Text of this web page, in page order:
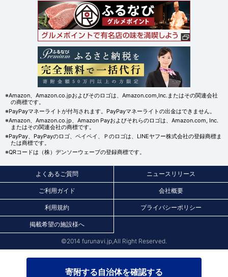
寄附する自治体を確認する
※Amazon、Amazon.co.jpおよびそのロゴは、Amazon.com,Inc.またはその関連会社
の商標です。
※PayPayマネーライトが付与されます。PayPayマネーライトの出金はできません。
※Amazon、Amazon.co.jp、Amazon Payおよびそれらのロゴは、Amazon.com, Inc.
またはその関連会社の商標です。
※PayPay、PayPayのロゴ、ペイペイ、Ｐのロゴは、LINEヤフー株式会社の登録商標ま
たは商標です。
※QRコードは（株）デンソーウェーブの登録商標です。
よくあるご質問 ニュースリリース
ご利用ガイド 会社概要
利用規約 プライバシーポリシー
掲載希望の施設様へ
©2014 furunavi.jp,All Right Reserved.